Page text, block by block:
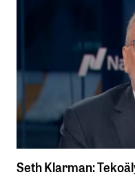
Seth Klarman: